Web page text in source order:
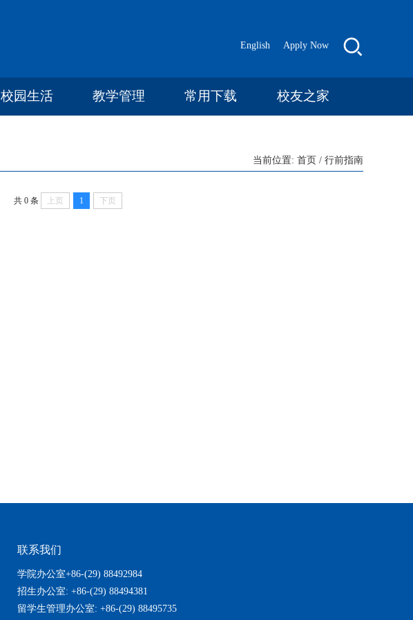
English Apply Now
校园生活 教学管理 常用下载 校友之家
当前位置: 首页 / 行前指南
共 0 条 上页 1 下页
联系我们
学院办公室+86-(29) 88492984
招生办公室: +86-(29) 88494381
留学生管理办公室: +86-(29) 88495735